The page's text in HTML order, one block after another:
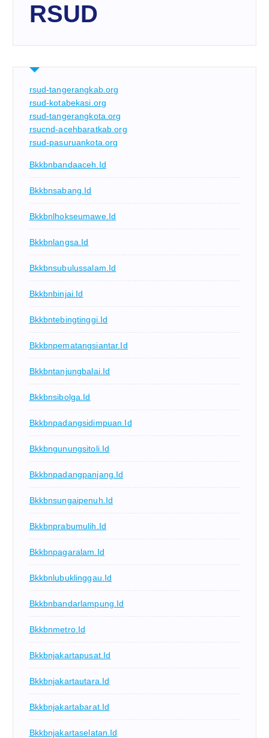
RSUD
rsud-tangerangkab.org
rsud-kotabekasi.org
rsud-tangerangkota.org
rsucnd-acehbaratkab.org
rsud-pasuruankota.org
Bkkbnbandaaceh.id
Bkkbnsabang.id
Bkkbnlhokseumawe.id
Bkkbnlangsa.id
Bkkbnsubulussalam.id
Bkkbnbinjai.id
Bkkbntebingtinggi.id
Bkkbnpematangsiantar.id
Bkkbntanjungbalai.id
Bkkbnsibolga.id
Bkkbnpadangsidimpuan.id
Bkkbngunungsitoli.id
Bkkbnpadangpanjang.id
Bkkbnsungaipenuh.id
Bkkbnprabumulih.id
Bkkbnpagaralam.id
Bkkbnlubuklinggau.id
Bkkbnbandarlampung.id
Bkkbnmetro.id
Bkkbnjakartapusat.id
Bkkbnjakartautara.id
Bkkbnjakartabarat.id
Bkkbnjakartaselatan.id